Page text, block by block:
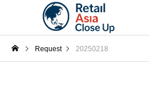
Request 20250218